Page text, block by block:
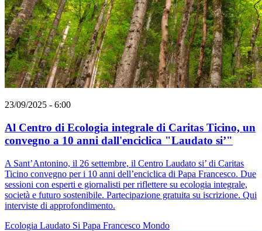
23/09/2025 - 6:00
Al Centro di Ecologia integrale di Caritas Ticino, un
convegno a 10 anni dall'enciclica "Laudato si’"
A Sant’Antonino, il 26 settembre, il Centro Laudato si’ di Caritas
Ticino convegno per i 10 anni dell’enciclica di Papa Francesco. Due
sessioni con esperti e giornalisti per riflettere su ecologia integrale,
società e futuro sostenibile. Partecipazione gratuita su iscrizione. Qui
interviste di approfondimento.
Ecologia Laudato Si Papa Francesco Mondo